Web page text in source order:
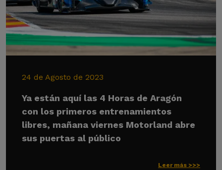
24 de Agosto de 2023
Ya están aquí las 4 Horas de Aragón
con los primeros entrenamientos
libres, mañana viernes Motorland abre
sus puertas al público
Leer más >>>